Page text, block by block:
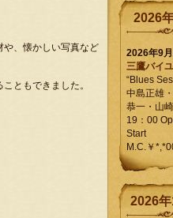
や、懐かしい写真など
ともできました。
2026
2026年9月
三鷹バイ
“Blues
中島正雄
恭一・山
19：00
Start
M.C.￥
2026